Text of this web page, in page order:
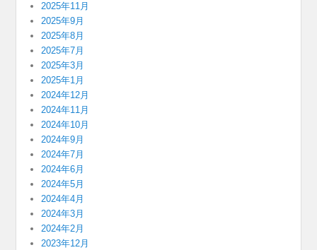
2025年11月
2025年9月
2025年8月
2025年7月
2025年3月
2025年1月
2024年12月
2024年11月
2024年10月
2024年9月
2024年7月
2024年6月
2024年5月
2024年4月
2024年3月
2024年2月
2023年12月